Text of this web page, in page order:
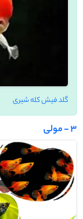
گلد فیش کله شیری
3 - مولی